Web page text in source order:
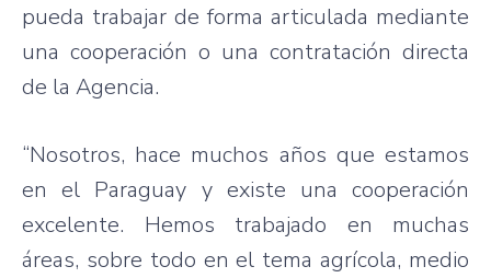
pueda trabajar de forma articulada mediante
una cooperación o una contratación directa
de la Agencia.
“Nosotros, hace muchos años que estamos
en el Paraguay y existe una cooperación
excelente. Hemos trabajado en muchas
áreas, sobre todo en el tema agrícola, medio